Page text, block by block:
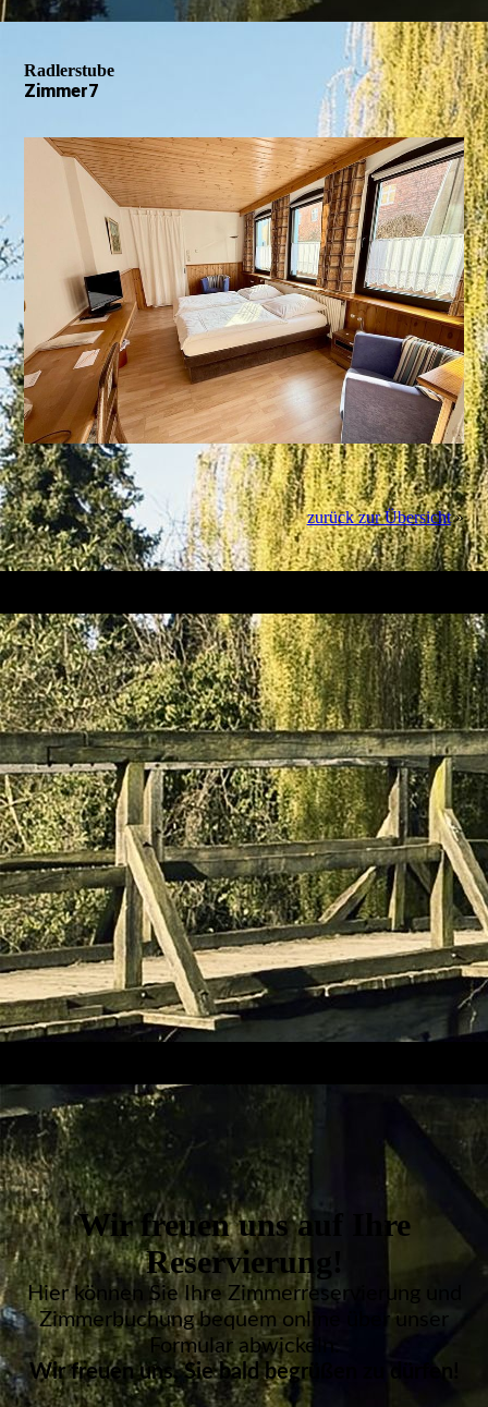
Radlerstube
Zimmer7
zurück zur Übersicht»
Wir freuen uns auf Ihre
Reservierung!
Hier können Sie Ihre Zimmerreservierung und
Zimmerbuchung bequem online über unser
Formular abwickeln.
Wir freuen uns, Sie bald begrüßen zu dürfen!